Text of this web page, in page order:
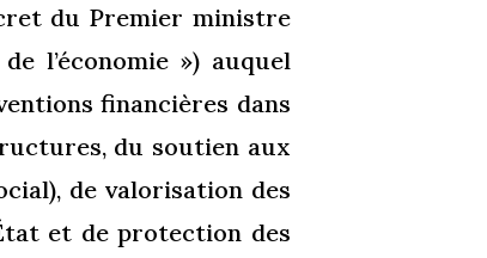
du Premier ministre
l’économie ») auquel
financières dans
du soutien aux
de valorisation des
et de protection des